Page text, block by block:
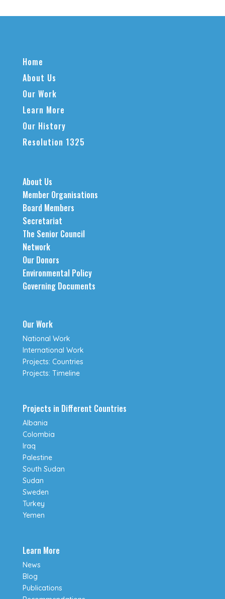
Home
About Us
Our Work
Learn More
Our History
Resolution 1325
About Us
Member Organisations
Board Members
Secretariat
The Senior Council
Network
Our Donors
Environmental Policy
Governing Documents
Our Work
National Work
International Work
Projects: Countries
Projects: Timeline
Projects in Different Countries
Albania
Colombia
Iraq
Palestine
South Sudan
Sudan
Sweden
Turkey
Yemen
Learn More
News
Blog
Publications